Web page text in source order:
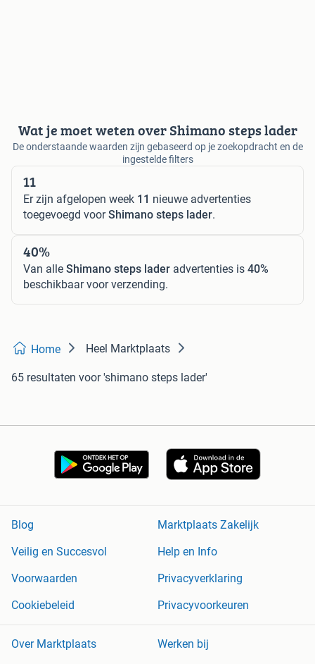
Wat je moet weten over Shimano steps lader
De onderstaande waarden zijn gebaseerd op je zoekopdracht en de
ingestelde filters
11
Er zijn afgelopen week 11 nieuwe advertenties
toegevoegd voorShimano steps lader.
40%
Van alle Shimano steps lader advertenties is 40%
beschikbaar voor verzending.
Home Heel Marktplaats
65 resultaten voor 'shimano steps lader'
Blog
Marktplaats Zakelijk
Veilig en Succesvol
Help en Info
Voorwaarden
Privacyverklaring
Cookiebeleid
Privacyvoorkeuren
Over Marktplaats Werken bij